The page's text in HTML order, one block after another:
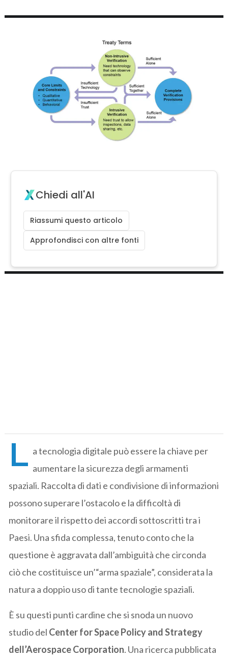
Chiedi all'AI
Riassumi questo articolo
Approfondisci con altre fonti
L a tecnologia digitale può essere la chiave per
aumentare la sicurezza degli armamenti
spaziali. Raccolta di dati e condivisione di informazioni
possono superare l’ostacolo e la difficoltà di
monitorare il rispetto dei accordi sottoscritti tra i
Paesi. Una sfida complessa, tenuto conto che la
questione è aggravata dall’ambiguità che circonda
ciò che costituisce un’“arma spaziale”, considerata la
natura a doppio uso di tante tecnologie spaziali.
È su questi punti cardine che si snoda un nuovo
studio del Center for Space Policy and Strategy
dell’Aerospace Corporation. Una ricerca pubblicata